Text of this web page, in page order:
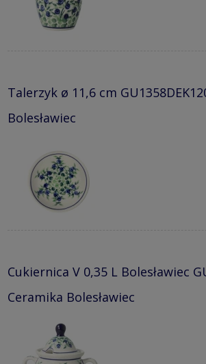
Talerzyk ø 11,6 cm
Bolesławiec
Cukiernica V 0,35 L Bolesławiec
Ceramika Bolesławiec